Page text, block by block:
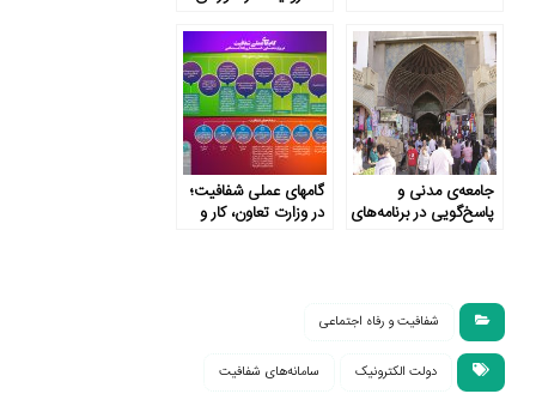
جامعه‌ی مدنی و
پاسخ‌گویی در برنامه‌های
گامهای عملی شفافیت؛
در وزارت تعاون، کار و
شفافیت و رفاه اجتماعی
دولت الکترونیک سامانه‌های شفافیت